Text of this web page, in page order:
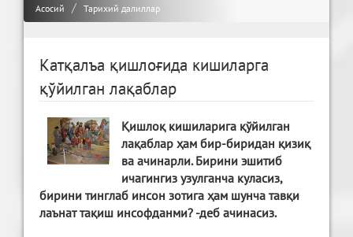
Асосий Тарихий далиллар
Катқалъа қишлоғида кишиларга
қўйилган лақаблар
Қишлоқ кишиларига қўйилган
лақаблар ҳам бир-биридан қизиқ
ва ачинарли. Бирини эшитиб
ичагингиз узулганча куласиз,
бирини тинглаб инсон зотига ҳам шунча тавқи
лаънат тақиш инсофданми? -деб ачинасиз.